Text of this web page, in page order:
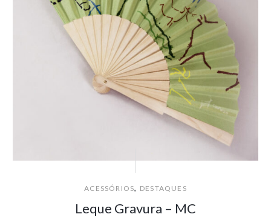
ACESSÓRIOS, DESTAQUES
Leque Gravura – MC